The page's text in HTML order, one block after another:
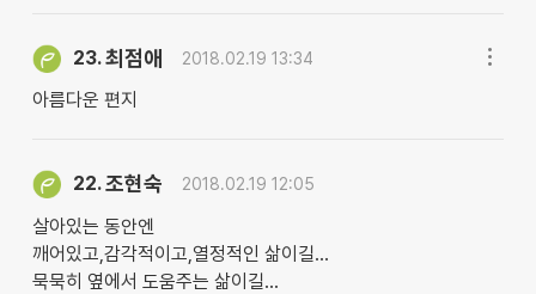
23.최점애 2018.02.19 13:34
아름다운 편지
22.조현숙 2018.02.19 12:05
살아있는 동안엔
깨어있고,감각적이고,열정적인 삶이길...
묵묵히 옆에서 도움주는 삶이길...